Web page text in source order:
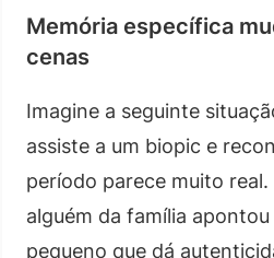
Memória específica
cenas
Imagine a seguinte
assiste a um biopic e
período parece muito real.
alguém da família
pequeno que dá